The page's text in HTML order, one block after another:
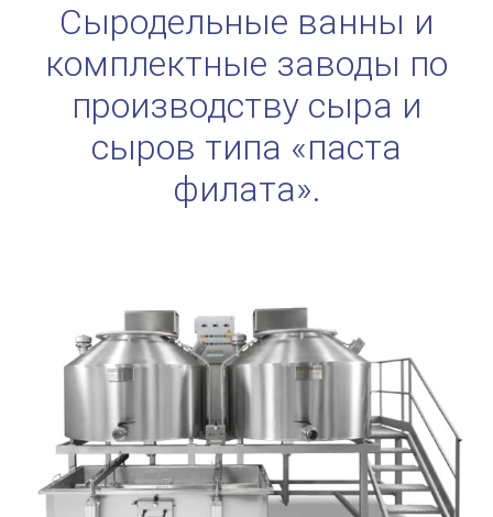
Сыродельные ванны и
комплектные заводы по
производству сыра и
сыров типа «паста
филата».